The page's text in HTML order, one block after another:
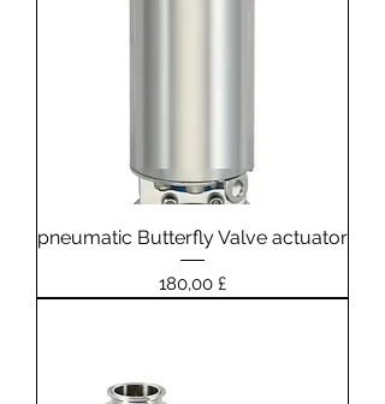
pneumatic Butterfly Valve actuator
Prezzo
180,00 £